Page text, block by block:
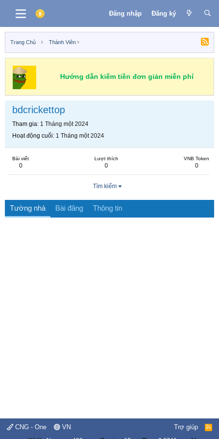
Đăng nhập Đăng ký
Trang Chủ Thành Viên
Hướng dẫn kiếm tiền đơn giản miễn phí
bdcrickettop
Tham gia 1 Tháng một 2024
Hoạt động cuối 1 Tháng một 2024
Bài viết
0
Lượt thích
0
VNB Token
0
Tìm kiếm
Tường nhà Bài đăng Thông tin
CNG - One VN Trợ giúp
R